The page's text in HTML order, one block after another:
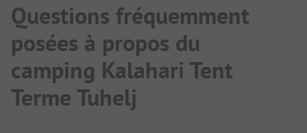
Questions fréquemment
posées à propos du
camping Kalahari Tent
Terme Tuhelj